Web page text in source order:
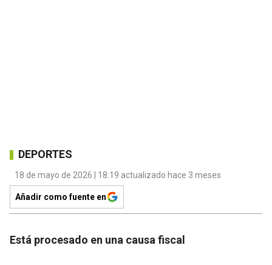
DEPORTES
18 de mayo de 2026 | 18:19 actualizado hace 3 meses
Añadir como fuente en
Está procesado en una causa fiscal